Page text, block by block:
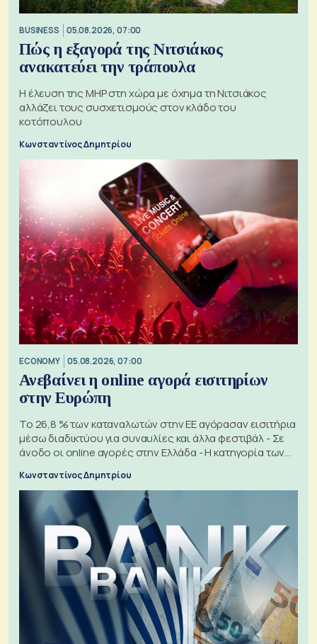
BUSINESS 05.08.2026, 07:00
Πώς η εξαγορά της Νιτσιάκος
ανακατεύει την τράπουλα
H έλευση της MHP στη χώρα με όχημα τη Νιτσιάκος
αλλάζει τους συσχετισμούς στον κλάδο του
κοτόπουλου
Κωνσταντίνος Δημητρίου
ECONOMY 05.08.2026, 07:00
Ανεβαίνει η online αγορά εισιτηρίων
στην Ευρώπη
Το 26,8 % των καταναλωτών στην ΕΕ αγόρασαν εισιτήρια
μέσω διαδικτύου για συναυλίες και άλλα φεστιβάλ - Σε
άνοδο οι online αγορές στην Ελλάδα - Η κατηγορία των
Κωνσταντίνος Δημητρίου